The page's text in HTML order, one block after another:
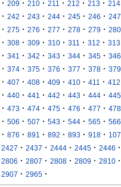
· 209 · 210 · 211 · 212 · 213 · 214
· 242 · 243 · 244 · 245 · 246 · 247
· 275 · 276 · 277 · 278 · 279 · 280
· 308 · 309 · 310 · 311 · 312 · 313
· 341 · 342 · 343 · 344 · 345 · 346
· 374 · 375 · 376 · 377 · 378 · 379
· 407 · 408 · 409 · 410 · 411 · 412
· 440 · 441 · 442 · 443 · 444 · 445
· 473 · 474 · 475 · 476 · 477 · 478
· 506 · 507 · 543 · 544 · 565 · 566
· 876 · 891 · 892 · 893 · 918 ·
2427 · 2437 · 2444 · 2445 · 2446 ·
2806 · 2807 · 2808 · 2809 · 2810 ·
2907 · 2965 ·